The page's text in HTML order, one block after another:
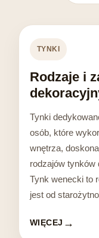
TYNKI
Rodzaje i
Tynki
osób, które
wnętrza,
rodzajów tynków
Tynk wenecki to
jest od
WIĘCEJ